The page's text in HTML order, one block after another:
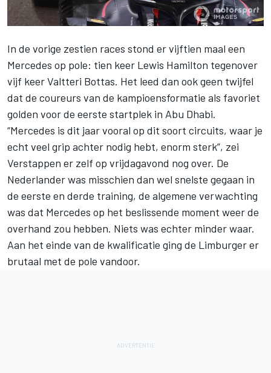
In de vorige zestien races stond er vijftien maal een
Mercedes op pole: tien keer Lewis Hamilton tegenover
vijf keerValtteri Bottas. Het leed dan ook geen twijfel
dat de coureurs van de kampioensformatie als favoriet
golden voor de eerste startplek in Abu Dhabi.
“Mercedes is dit jaar vooral op dit soort circuits, waar je
echt veel grip achter nodig hebt, enorm sterk”, zei
Verstappen er zelf op vrijdagavond nog over. De
Nederlander was misschien dan wel snelste gegaan in
de eerste en derde training, de algemene verwachting
was dat Mercedes op het beslissende moment weer de
overhand zou hebben. Niets was echter minder waar.
Aan het einde van de kwalificatie ging de Limburger er
brutaal met de pole vandoor.